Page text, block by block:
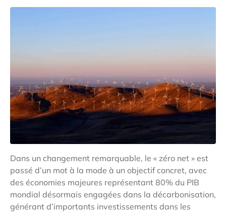
Dans un changement remarquable, le « zéro net » est
passé d’un mot à la mode à un objectif concret, avec
des économies majeures représentant 80% du PIB
mondial désormais engagées dans la décarbonisation,
générant d’importants investissements dans les